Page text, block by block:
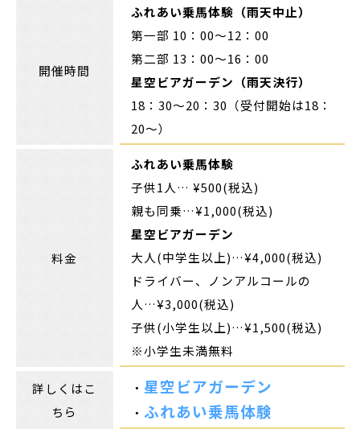
開催時間
ふれあい乗馬体験（雨天中止）
第一部 10：00～12：00
第二部 13：00～16：00
星空ビアガーデン（雨天決行）
18：30～20：30（受付開始は18：
20～）
料金
ふれあい乗馬体験
子供1人… ¥500(税込)
親も同乗…¥1,000(税込)
星空ビアガーデン
大人(中学生以上)…¥4,000(税込)
ドライバー、ノンアルコールの
人…¥3,000(税込)
子供(小学生以上)…¥1,500(税込)
※小学生未満無料
詳しくはこ
ちら
・星空ビアガーデン
・ふれあい乗馬体験